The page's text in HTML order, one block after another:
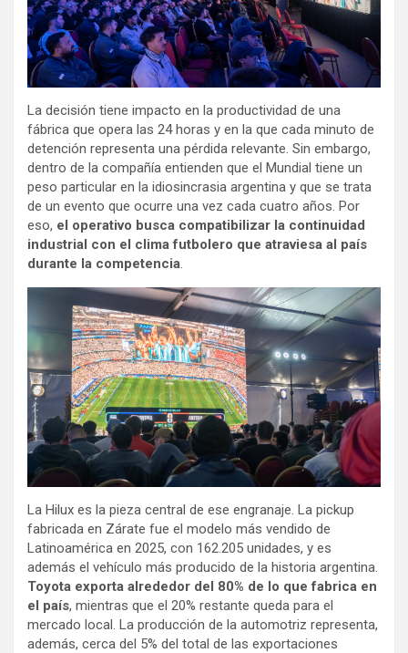
La decisión tiene impacto en la productividad de una
fábrica que opera las 24 horas y en la que cada minuto de
detención representa una pérdida relevante. Sin embargo,
dentro de la compañía entienden que el Mundial tiene un
peso particular en la idiosincrasia argentina y que se trata
de un evento que ocurre una vez cada cuatro años. Por
eso, el operativo busca compatibilizar la continuidad
industrial con el clima futbolero que atraviesa al país
durante la competencia.
La Hilux es la pieza central de ese engranaje. La pickup
fabricada en Zárate fue el modelo más vendido de
Latinoamérica en 2025, con 162.205 unidades, y es
además el vehículo más producido de la historia argentina.
Toyota exporta alrededor del 80% de lo que fabrica en
el país, mientras que el 20% restante queda para el
mercado local. La producción de la automotriz representa,
además, cerca del 5% del total de las exportaciones